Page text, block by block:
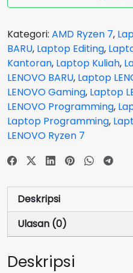
9UID
RYZEN
7
7730
RAM
16
GB
SSD
512
GB
Inch
WUXGA
OLED
Cloud
GARANSI
Kategori: AMD Ryzen 7,
BARU, Laptop Editing,
Kantoran, Laptop Kuliah,
LENOVO BARU, Laptop
LENOVO Gaming, Laptop
LENOVO Programming,
Laptop Programming,
LENOVO Ryzen 7
Deskripsi
Ulasan (0)
Deskripsi